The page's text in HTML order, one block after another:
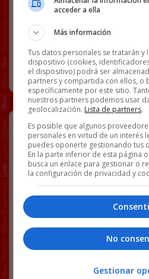
RANDOM 10 ENERO, 2022
“Si yo me quemo,
Una demostración práctica
hacer fuego.
[video_player id=234592]
Enviado por
Facebook
Twitter
acceder a ella
Más información
Tus datos personales se tratarán y
dispositivo (cookies,
el dispositivo) podrá ser
partners y compartida con ellos, o
específicamente por este sitio.
nuestros partners podemos usar
geolocalización. Lista de partners.
Es posible que algunos
personales en virtud de un interés
puedes oponerte gestionando tus
En la parte inferior de esta página
busca un enlace para gestionar o
la configuración de privacidad y
No
Gestionar